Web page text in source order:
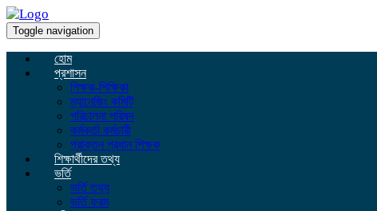
Toggle navigation
হোম
প্রশাসন
শিক্ষক-শিক্ষিকা
ম্যানেজিং কমিটি
পরিচালনা পরিষদ
কর্মকর্তা কর্মচারী
প্রাক্তন প্রধান শিক্ষক
শিক্ষার্থীদের তথ্য
ভর্তি
ভর্তি তথ্য
ভর্তি ফরম